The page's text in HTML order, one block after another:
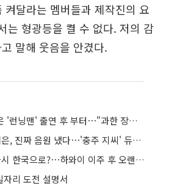
켜달라는 멤버들과 제작진의 요
는 형광등을 켤 수 없다. 저의 감
말해 웃음을 안겼다.
지예은, 본격적 수입은 '런닝맨' 출연 후 부터⋯"과한 장난도 OK, 내가 산다"
'런닝맨' 지석진X지예은, 진짜 음원 냈다⋯'충주 지씨' 듀엣 무대 공개
'배용준♥' 박수진, 다시 한국으로?⋯하와이 이주 후 오랜만의 근황 "여전한 미모"
자리 도전 설명서